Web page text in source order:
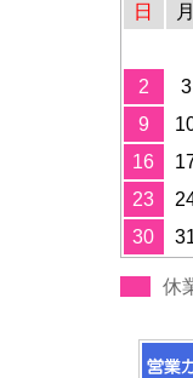
日
月
2
3
9
16
23
30
休